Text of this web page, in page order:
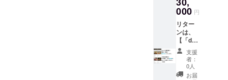
の想い
せいた
だけま
す。 ぜ
ひ、あ
なたの
お名前
を載せ
ために
大切に
使わせ
ていた
だきま
す。 ①
お礼の
メール
②お名
000 円
リター
ンは、
【「dep
osi公式
サイト
内 ご
支援者
支援
者：
0人
お届